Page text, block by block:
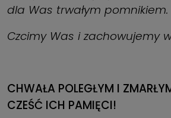
dla Was trwałym pomnikiem.
Czcimy Was i zachowujemy
CHWAŁA POLEGŁYM I
CZEŚĆ ICH PAMIĘCI!